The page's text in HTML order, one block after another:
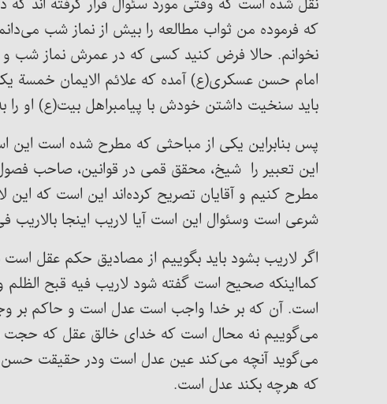
نقل شده است که وقتی مورد سئوال قرار گرفته اند
که فرموده من ثواب مطالعه را بیش از نماز شب
نخوانم. حالا فرض کنید کسی که در عمرش نماز شب و
امام حسن عسکری(ع) آمده که علائم الایمان خمسة
باید سنخیت داشتن خودش با پیامبراهل بیت(ع) او
پس بنابراین یکی از مباحثی که مطرح شده است این
این تعبیر را شیخ، محقق قمی در قوانین، صاحب
مطرح کنیم و آقایان تصریح کرده‌اند این است که
شرعی است وسئوال این است آیا لاریب اینجا
اگر لاریب بشود باید بگوییم از مصادیق حکم عقل
کمااینکه صحیح است گفته شود لاریب فیه قبح الظلم
است. آن که بر خدا واجب است عدل است و حاکم بر
می‌گوییم نه محال است که خدای خالق عقل که حجت
می‌گوید آنچه می‌کند عین عدل است ودر حقیقت حسن
که هرچه بکند عدل است.